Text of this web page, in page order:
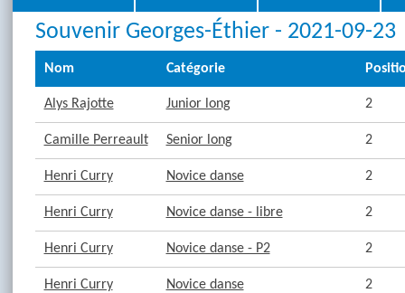
Souvenir Georges-Éthier - 2021-09-23
Nom Catégorie
Alys Rajotte Junior long 2
Camille Perreault Senior long 2
Henri Curry Novice danse 2
Henri Curry Novice danse - libre 2
Henri Curry Novice danse - P2 2
Henri Curry Novice danse 2